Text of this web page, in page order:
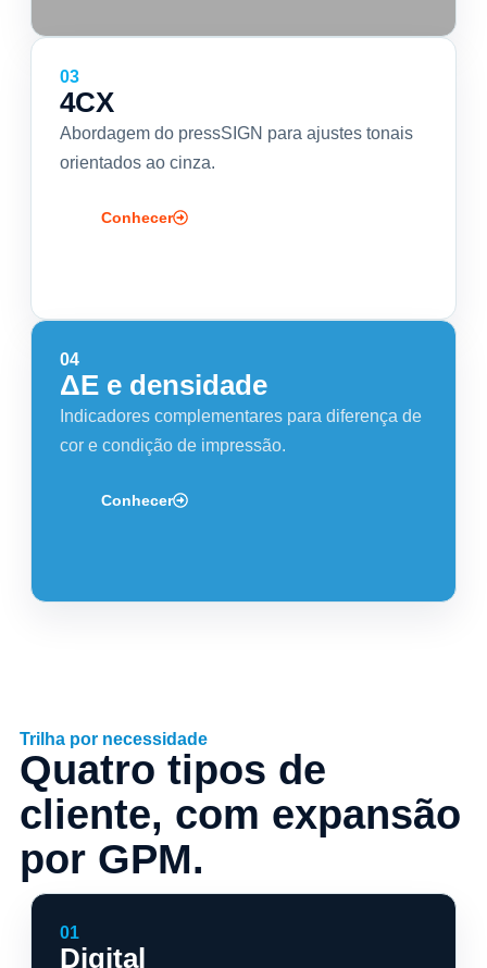
03
4CX
Abordagem do pressSIGN para ajustes tonais
orientados ao cinza.
Conhecer
04
ΔE e densidade
Indicadores complementares para diferença de
cor e condição de impressão.
Conhecer
Trilha por necessidade
Quatro tipos de
cliente, com expansão
por GPM.
01
Digital